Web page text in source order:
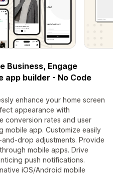
Business, Engage
app builder - No Code
enhance your home screen
appearance with
conversion rates and user
mobile app. Customize easily
drop adjustments. Provide
mobile apps. Drive
push notifications.
iOS/Android mobile